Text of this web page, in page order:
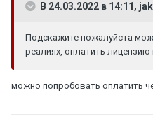
В 24.03.2022 в 14:11,
Подскажите пожалуйста
реалиях, оплатить лицензию
можно попробовать оплатить